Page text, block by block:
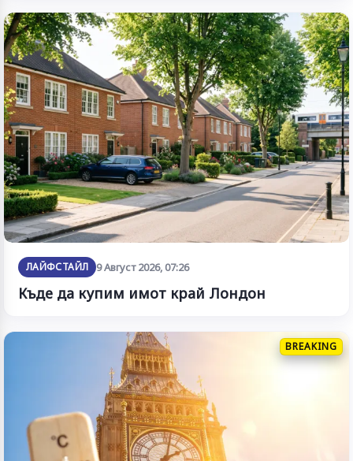
ЛАЙФСТАЙЛ 9 Август 2026, 07:26
Къде да купим имот край Лондон
BREAKING